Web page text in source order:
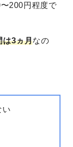
200円程度で
は3ヵ月なの
い